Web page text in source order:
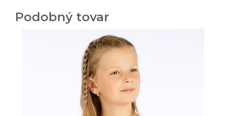
Podobný tovar